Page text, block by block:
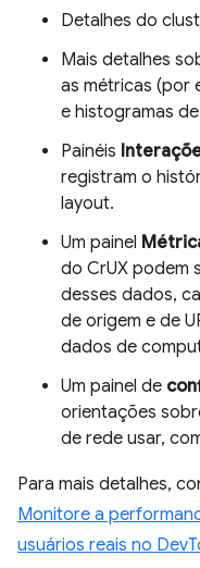
Detalhes do
Mais detalhes
as métricas (por
e histogramas
Painéis
registram o
layout.
Um painel
do CrUX podem
desses dados,
de origem e de
dados de
Um painel de
orientações
de rede usar,
Para mais detalhes,
Monitore a
usuários reais no